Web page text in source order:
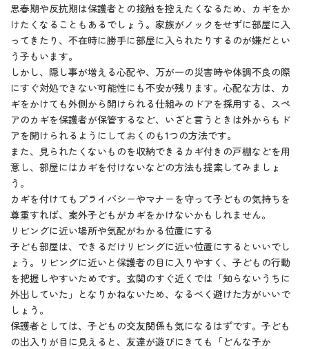
思春期や反抗期は保護者との接触を控えたくなるため、カギをか
けたくなることもあるでしょう。家族がノックをせずに部屋に入
ってきたり、不在時に勝手に部屋に入られたりするのが嫌だとい
う子もいます。
しかし、隠し事が増える心配や、万が一の災害時や体調不良の際
にすぐ対処できない可能性にも不安が残ります。心配な方は、カ
ギをかけても外側から開けられる仕組みのドアを採用する、スペ
アのカギを保護者が保管するなど、いざと言うときは外からもド
アを開けられるようにしておくのも1つの方法です。
また、見られたくないものを収納できるカギ付きの戸棚などを用
意し、部屋にはカギを付けないなどの方法も提案してみましょ
う。
カギを付けてもプライバシーやマナーを守って子どもの気持ちを
尊重すれば、案外子どもがカギをかけないかもしれません。
リビングに近い場所や気配がわかる位置にする
子ども部屋は、できるだけリビングに近い位置にするといいでし
ょう。リビングに近いと保護者の目に入りやすく、子どもの行動
を把握しやすいためです。玄関のすぐ近くでは「知らないうちに
外出していた」となりかねないため、なるべく避けた方がいいで
しょう。
保護者としては、子どもの交友関係も気になるはずです。子ども
の出入りが目に見えると、友達が遊びにきても「どんな子か